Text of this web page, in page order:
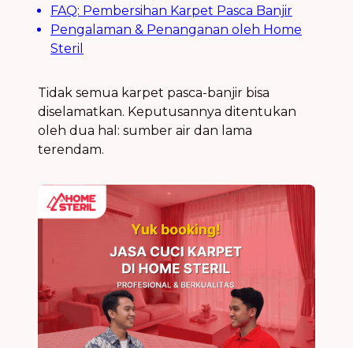
FAQ: Pembersihan Karpet Pasca Banjir
Pengalaman & Penanganan oleh Home
Steril
Tidak semua karpet pasca-banjir bisa
diselamatkan. Keputusannya ditentukan
oleh dua hal: sumber air dan lama
terendam.